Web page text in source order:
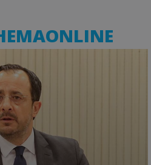
Microsoft Corporation